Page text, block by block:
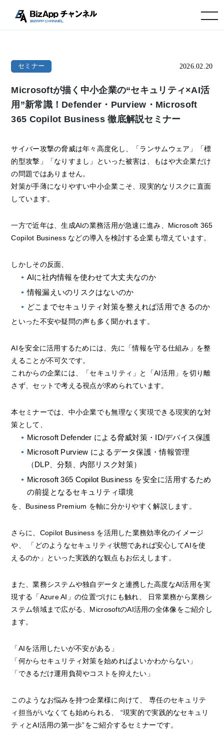
toggle navigation
セミナー 2026.02.20
Microsoftが描く中小企業の“セキュリティ×AI活
用”新常識！Defender・Purview・Microsoft
365 Copilot Business 徹底解説セミナー
サイバー攻撃の脅威は年々高度化し、「ランサムウェア」「標
的型攻撃」「なりすまし」といった被害は、もはや大企業だけ
の問題ではありません。
対策が手薄になりやすい中小企業こそ、現実的なリスクに直面
しています。
一方で近年は、生成AIの業務活用が急速に進み、Microsoft 365
Copilot Business などの導入を検討する企業も増えています。
しかしその反面、
AIに社内情報を使わせて大丈夫なのか
情報漏えいのリスクはないのか
どこまでセキュリティ対策を整えれば活用できるのか
といった不安や疑問の声も多く聞かれます。
AIを安全に活用するためには、先に「情報を守る仕組み」を整
えることが不可欠です。
これからの企業には、「セキュリティ」と「AI活用」を切り離
さず、セットで考える視点が求められています。
本セミナーでは、中小企業でも無理なく実現できる現実的な対
策として、
Microsoft Defender による脅威対策・ID/デバイス保護
Microsoft Purview によるデータ保護・情報管理
（DLP、分類、内部リスク対策）
Microsoft 365 Copilot Business を安全に活用するため
の前提となるセキュリティ環境
を、Business Premium を軸に分かりやすく解説します。
さらに、Copilot Business を活用した業務効率化のイメージ
や、 「どのようなセキュリティ状態であれば安心してAIを使
えるのか」といった実践的な観点もお伝えします。
また、業務システムや独自データと連携した高度なAI活用を実
現する「Azure AI」の位置づけにも触れ、 日常業務から業務シ
ステム領域まで広がる、MicrosoftのAI活用の全体像をご紹介し
ます。
「AIを活用したいが不安がある」
「何からセキュリティ対策を始めればよいかわからない」
「できるだけ運用負荷やコストを抑えたい」
このようなお悩みを持つ企業様に向けて、 専任のセキュリテ
ィ担当がいなくても始められる、 “現実的で実践的なセキュリ
ティとAI活用の第一歩”をご紹介するセミナーです。